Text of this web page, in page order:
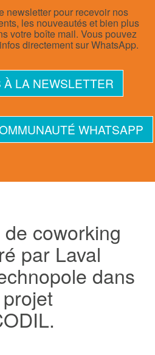
newsletter pour recevoir nos
les nouveautés et bien plus
votre boîte mail. Vous pouvez
directement sur WhatsApp.
À LA NEWSLETTER
WHATSAPP
coworking
par Laval
dans